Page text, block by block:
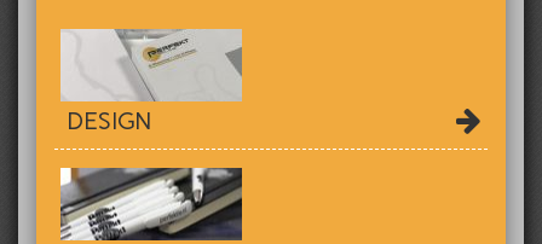
DESIGN